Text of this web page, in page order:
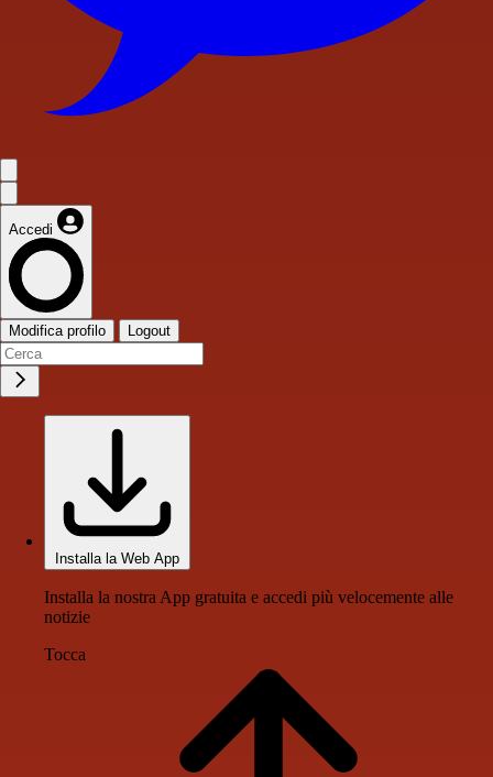
Accedi
Modifica profilo Logout
Installa la Web App
Installa la nostra App gratuita e accedi più velocemente alle
notizie
Tocca